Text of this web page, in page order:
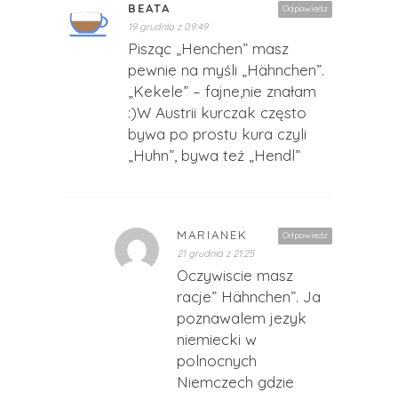
Odpowiedz
BEATA
19 grudnia z 09:49
Pisząc „Henchen” masz
pewnie na myśli „Hähnchen”.
„Kekele” – fajne,nie znałam
:)W Austrii kurczak często
bywa po prostu kura czyli
„Huhn”, bywa też „Hendl”
Odpowiedz
MARIANEK
21 grudnia z 21:25
Oczywiscie masz
racje” Hähnchen”. Ja
poznawalem jezyk
niemiecki w
polnocnych
Niemczech gdzie